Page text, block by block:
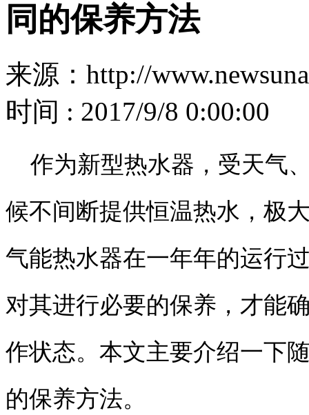
同的保养方法
来源：http://
时间 : 2017/9/8 0:00:00
作为新型热水器，受天气
候不间断提供恒温热水，极
气能热水器在一年年的运行
对其进行必要的保养，才能
作状态。本文主要介绍一下
的保养方法。